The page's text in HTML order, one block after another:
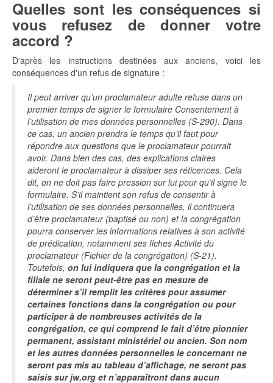
Quelles sont les conséquences si
vous refusez de donner votre
accord ?
D'après les instructions destinées aux anciens, voici les
conséquences d'un refus de signature :
Il peut arriver qu’un proclamateur adulte refuse dans un
premier temps de signer le formulaire Consentement à
l’utilisation de mes données personnelles (S-290). Dans
ce cas, un ancien prendra le temps qu’il faut pour
répondre aux questions que le proclamateur pourrait
avoir. Dans bien des cas, des explications claires
aideront le proclamateur à dissiper ses réticences. Cela
dit, on ne doit pas faire pression sur lui pour qu’il signe le
formulaire. S’il maintient son refus de consentir à
l’utilisation de ses données personnelles, il continuera
d’être proclamateur (baptisé ou non) et la congrégation
pourra conserver les informations relatives à son activité
de prédication, notamment ses fiches Activité du
proclamateur (Fichier de la congrégation) (S-21).
Toutefois, on lui indiquera que la congrégation et la
filiale ne seront peut-être pas en mesure de
déterminer s’il remplit les critères pour assumer
certaines fonctions dans la congrégation ou pour
participer à de nombreuses activités de la
congrégation, ce qui comprend le fait d’être pionnier
permanent, assistant ministériel ou ancien. Son nom
et les autres données personnelles le concernant ne
seront pas mis au tableau d’affichage, ne seront pas
saisis sur jw.org et n’apparaîtront dans aucun